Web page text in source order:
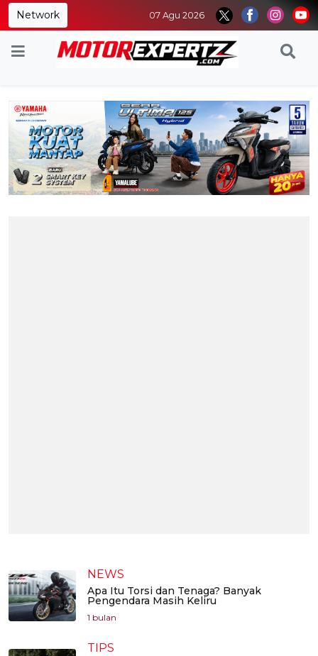
Network 07 Agu 2026
NEWS
Apa Itu Torsi dan Tenaga? Banyak
Pengendara Masih Keliru
1 bulan
TIPS